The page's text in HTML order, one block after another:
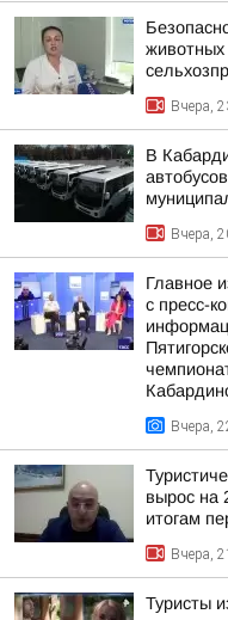
животных
Вчера,
В
Вчера,
Главное
с пресс-
Вчера,
вырос на
итогам
Вчера,
Туристы